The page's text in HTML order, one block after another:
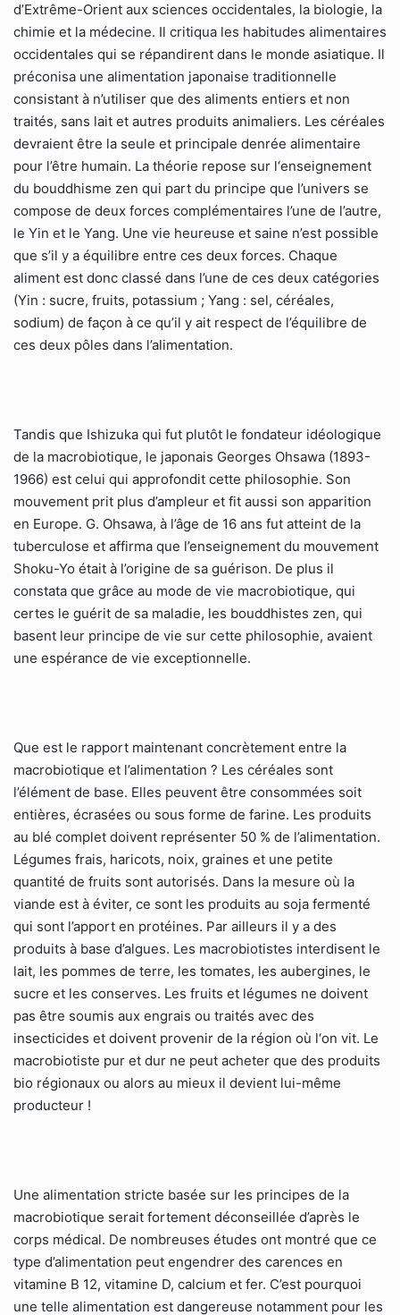
d’Extrême-Orient aux sciences occidentales, la biologie, la
chimie et la médecine. Il critiqua les habitudes alimentaires
occidentales qui se répandirent dans le monde asiatique. Il
préconisa une alimentation japonaise traditionnelle
consistant à n’utiliser que des aliments entiers et non
traités, sans lait et autres produits animaliers. Les céréales
devraient être la seule et principale denrée alimentaire
pour l’être humain. La théorie repose sur l‘enseignement
du bouddhisme zen qui part du principe que l’univers se
compose de deux forces complémentaires l’une de l’autre,
le Yin et le Yang. Une vie heureuse et saine n’est possible
que s’il y a équilibre entre ces deux forces. Chaque
aliment est donc classé dans l’une de ces deux catégories
(Yin : sucre, fruits, potassium ; Yang : sel, céréales,
sodium) de façon à ce qu’il y ait respect de l’équilibre de
ces deux pôles dans l’alimentation.
Tandis que Ishizuka qui fut plutôt le fondateur idéologique
de la macrobiotique, le japonais Georges Ohsawa (1893-
1966) est celui qui approfondit cette philosophie. Son
mouvement prit plus d’ampleur et fit aussi son apparition
en Europe. G. Ohsawa, à l’âge de 16 ans fut atteint de la
tuberculose et affirma que l’enseignement du mouvement
Shoku-Yo était à l’origine de sa guérison. De plus il
constata que grâce au mode de vie macrobiotique, qui
certes le guérit de sa maladie, les bouddhistes zen, qui
basent leur principe de vie sur cette philosophie, avaient
une espérance de vie exceptionnelle.
Que est le rapport maintenant concrètement entre la
macrobiotique et l’alimentation ? Les céréales sont
l’élément de base. Elles peuvent être consommées soit
entières, écrasées ou sous forme de farine. Les produits
au blé complet doivent représenter 50 % de l’alimentation.
Légumes frais, haricots, noix, graines et une petite
quantité de fruits sont autorisés. Dans la mesure où la
viande est à éviter, ce sont les produits au soja fermenté
qui sont l’apport en protéines. Par ailleurs il y a des
produits à base d’algues. Les macrobiotistes interdisent le
lait, les pommes de terre, les tomates, les aubergines, le
sucre et les conserves. Les fruits et légumes ne doivent
pas être soumis aux engrais ou traités avec des
insecticides et doivent provenir de la région où l‘on vit. Le
macrobiotiste pur et dur ne peut acheter que des produits
bio régionaux ou alors au mieux il devient lui-même
producteur !
Une alimentation stricte basée sur les principes de la
macrobiotique serait fortement déconseillée d’après le
corps médical. De nombreuses études ont montré que ce
type d’alimentation peut engendrer des carences en
vitamine B 12, vitamine D, calcium et fer. C’est pourquoi
une telle alimentation est dangereuse notamment pour les